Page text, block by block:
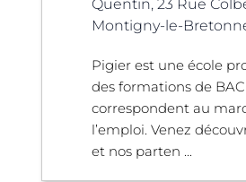
Quentin, 23 Rue
Montigny-le-
Pigier est une école
des formations de
correspondent au
l’emploi. Venez
et nos parten ...